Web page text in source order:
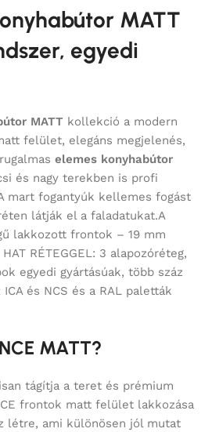
MATT
egyedi
MATT kollekció a modern
felület, elegáns megjelenés,
elemes konyhabútor
és nagy terekben is profi
mart fogantyúk kellemes fogást
látják el a faladatukat.A
lakkozott frontok – 19 mm
RÉTEGGEL: 3 alapozóréteg,
egyedi gyártásúak, több száz
és NCS és a RAL paletták
MATT?
tágítja a teret és prémium
frontok matt felület lakkozása
létre, ami különösen jól mutat